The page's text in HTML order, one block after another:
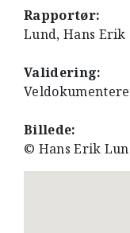
Rapportør:
Lund, Hans Erik
Validering:
Billede:
© Hans Erik